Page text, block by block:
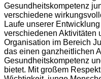
Gesundheitskompetenz
verschiedene
Laufe unserer
verschiedenen Aktivitäten
Organisation im Bereich
das einen ganzheitlichen
Gesundheitskompetenz
bietet. Mit großem